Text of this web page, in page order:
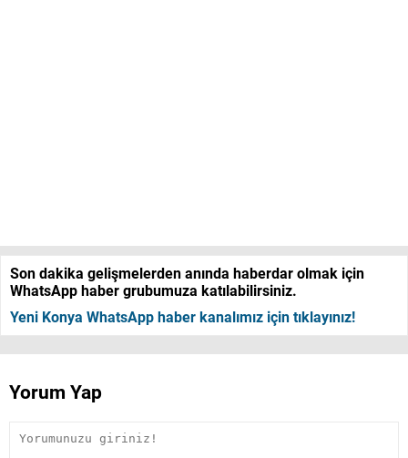
Son dakika gelişmelerden anında haberdar olmak için
WhatsApp haber grubumuza katılabilirsiniz.
Yeni Konya WhatsApp haber kanalımız için tıklayınız!
Yorum Yap